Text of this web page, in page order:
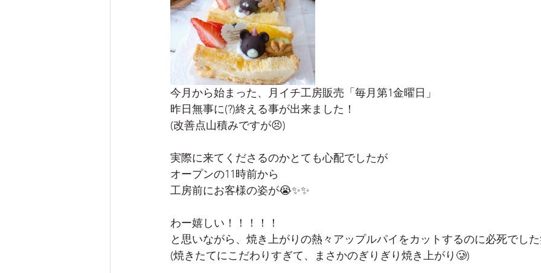
今月から始まった、月イチ工房販売「毎月第1金曜日」
昨日無事に(?)終える事が出来ました！
(改善点山積みですが😣)
実際に来てくださるのかとても心配でしたが
オープンの11時前から
工房前にお客様の姿が😭✨✨
わー嬉しい！！！！！
と思いながら、焼き上がりの熱々アップルパイをカットするのに必死でし
(焼きたてにこだわりすぎて、まさかのぎりぎり焼き上がり🥲)